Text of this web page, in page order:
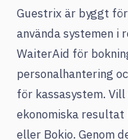
Guestrix är byggt
använda systemen i
WaiterAid för
personalhantering
för kassasystem.
ekonomiska
eller Bokio. Genom